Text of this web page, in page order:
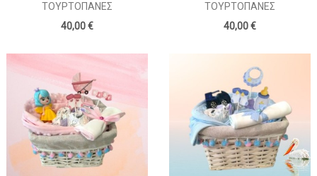
ΤΟΥΡΤΌΠΑΝΕΣ
40,00 €
ΤΟΥΡΤΌΠΑΝΕΣ
40,00 €